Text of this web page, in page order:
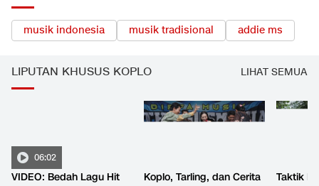
musik indonesia musik tradisional addie ms
LIPUTAN KHUSUS KOPLO LIHAT SEMUA
06:02
VIDEO: Bedah Lagu Hit
Koplo, Tarling, dan Cerita
Taktik